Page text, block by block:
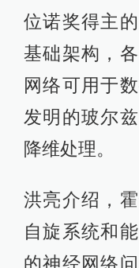
位诺奖得主
基础架构，
网络可用于
发明的玻尔
降维处理。
洪亮介绍，
自旋系统和
的神经网络